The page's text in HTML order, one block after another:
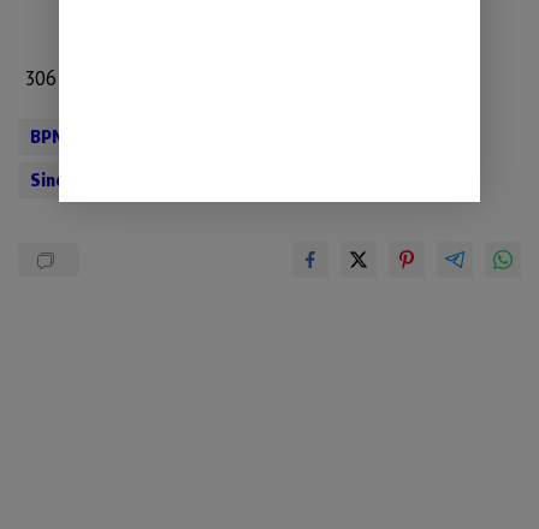
306
BPN Pringsewu
Sinergitas antar lembaga